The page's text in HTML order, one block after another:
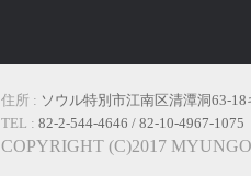
住所 : ソウル特別市江南区清潭洞63-
TEL : 82-2-544-4646 / 82-10-4967-1075
COPYRIGHT (C)2017